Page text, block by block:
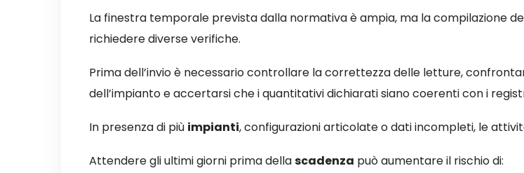
La finestra temporale prevista dalla normativa è ampia, ma la compilazione
richiedere diverse verifiche.
Prima dell’invio è necessario controllare la correttezza delle letture,
dell’impianto e accertarsi che i quantitativi dichiarati siano coerenti con i
In presenza di più impianti, configurazioni articolate o dati incompleti, le
Attendere gli ultimi giorni prima dellascadenza può aumentare il rischio di: